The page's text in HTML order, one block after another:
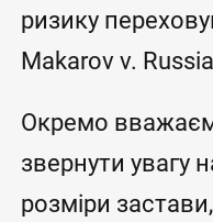
ризику
Makarov v.
Окремо
звернути увагу
розміри